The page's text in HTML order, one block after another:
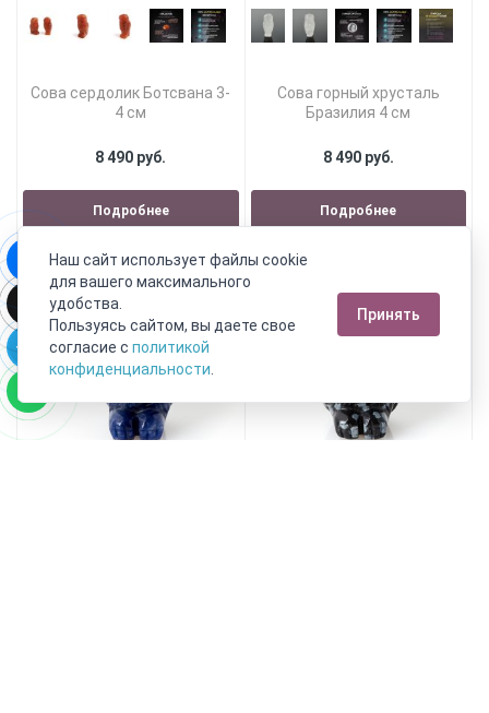
Сова сердолик Ботсвана 3-
4 см
8 490 руб.
Подробнее
Сова горный хрусталь
Бразилия 4 см
8 490 руб.
Подробнее
Наш сайт использует файлы cookie
для вашего максимального
удобства.
Пользуясь сайтом, вы даете свое
согласие с политикой
конфиденциальности
Принять